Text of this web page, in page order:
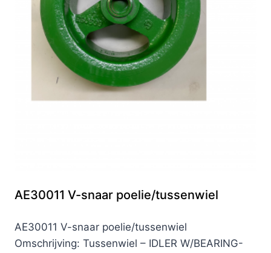
AE30011 V-snaar poelie/tussenwiel
AE30011 V-snaar poelie/tussenwiel
Omschrijving: Tussenwiel – IDLER W/BEARING-